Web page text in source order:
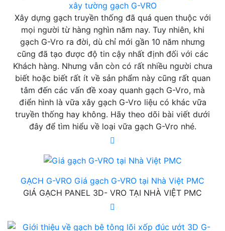
xây tường gạch G-VRO
Xây dựng gạch truyền thống đã quá quen thuộc với
mọi người từ hàng nghìn năm nay. Tuy nhiên, khi
gạch G-Vro ra đời, dù chỉ mới gần 10 năm nhưng
cũng đã tạo được độ tin cậy nhất định đối với các
Khách hàng. Nhưng vẫn còn có rất nhiều người chưa
biết hoặc biết rất ít về sản phẩm này cũng rất quan
tâm đến các vấn đề xoay quanh gạch G-Vro, mà
điển hình là vữa xây gạch G-Vro liệu có khác vữa
truyền thống hay không. Hãy theo dõi bài viết dưới
đây để tìm hiểu về loại vữa gạch G-Vro nhé.
GẠCH G-VRO Giá gạch G-VRO tại Nhà Việt PMC
GIÁ GẠCH PANEL 3D- VRO TẠI NHÀ VIỆT PMC